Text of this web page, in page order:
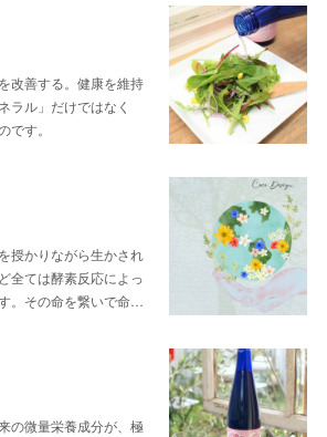
改善する。健康を維持
ラル」だけではなく
です。
授かりながら生かされ
全ては酵素反応によっ
。その命を繋いで命…
の微量栄養成分が、極